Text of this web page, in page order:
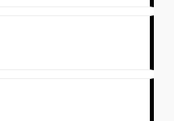
Eğitim,
sektörler
Hürriyet Seri